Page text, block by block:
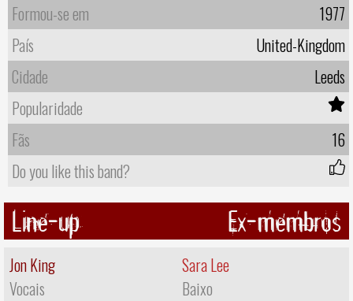
Formou-se em
1977
País
United-Kingdom
Cidade
Leeds
Popularidade
Fãs
16
Do you like this band?
Line-up
Jon King
Vocais
Ex-membros
Sara Lee
Baixo